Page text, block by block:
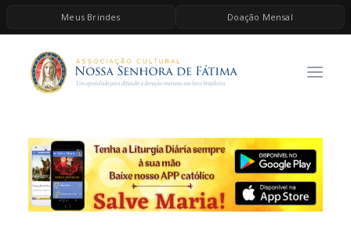
Meus Brindes Doação Mensal
HOME
A ASSOCIAÇÃO
ESPIRITUALIDADE
AS MELHORES MÚSICAS CATÓLICAS
BRINDES